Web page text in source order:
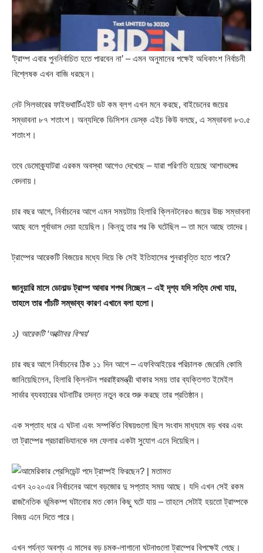
‘ট্রাম্প এবার পুননির্বাচিত হতে পারবেন না’ – এমন অনুমানের পক্ষেই অধিকাংশ নির্বাচনী
বিশ্লেষক এখন বাজি ধরছেন।
নেট সিলভারের ফাইভথার্টিএইট ডট কম ব্লগ এখন মনে করছে, বাইডেনের জয়ের
সম্ভাবনা ৮৭ শতাংশ। অন্যদিকে ডিসিশন ডেস্ক এইচ কিউ বলছে, এ সম্ভাবনা ৮৩.৫
শতাংশ।
তবে ডেমোক্র্যাটরা এরকম অবস্থা আগেও দেখেছে – যারা পরিণতি হয়েছে আশাভঙ্গের
বেদনায়।
চার বছর আগে, নির্বাচনের আগে এমন সময়টায় হিলারি ক্লিনটনেরও জয়ের উচ্চ সম্ভাবনা
আছে বলে পূর্বাভাস দেয়া হয়েছিল। কিন্তু তার পর কি ঘটেছিল – তা মনে আছে তাদের।
ট্রাম্পের আরেকটি বিজয়ের মধ্যে দিয়ে কি সেই ইতিহাসের পুনরাবৃত্তি হতে পারে?
জানুয়ারি মাসে ডোনাল্ড ট্রাম্প আবার শপথ নিচ্ছেন – এই দৃশ্য যদি সত্যি দেখা যায়,
তাহলে তার পাঁচটি সম্ভাব্য কারণ এখানে বলা হলো।
১) আরেকটি ‘অক্টোবর বিস্ময়’
চার বছর আগে নির্বাচনের ঠিক ১১ দিন আগে – এফবিআইয়ের পরিচালক জেরেমি কোমি
জানিয়েছিলেন, হিলারি ক্লিনটন পররাষ্ট্রমন্ত্রী থাকার সময় তার ব্যক্তিগত ইমেইল
সার্ভার ব্যবহারের ঘটনাটির তদন্ত নতুন করে শুরু করছে তার প্রতিষ্ঠান।
এক সপ্তাহ ধরে এ ঘটনা এবং সম্পর্কিত বিষয়গুলো ছিল সংবাদ মাধ্যমে বড় খবর এবং
তা ট্রাম্পের প্রচারাভিযানকে দম ফেলার একটা সুযোগ এনে দিয়েছিল।
এখন ২০২০এর নির্বাচনের আগে বড়জোর দু সপ্তাহ সময় আছে। যদি এখন সেই রকম
রাজনৈতিক ভূমিকম্প ঘটানোর মত কোন কিছু ঘটে যায় – তাহলে সেটাই হয়তো ট্রাম্পকে
বিজয় এনে দিতে পারে।
এখন পর্যন্ত অবশ্য এ মাসের বড় চমক-লাগানো ঘটনাগুলো ট্রাম্পের বিপক্ষেই গেছে।